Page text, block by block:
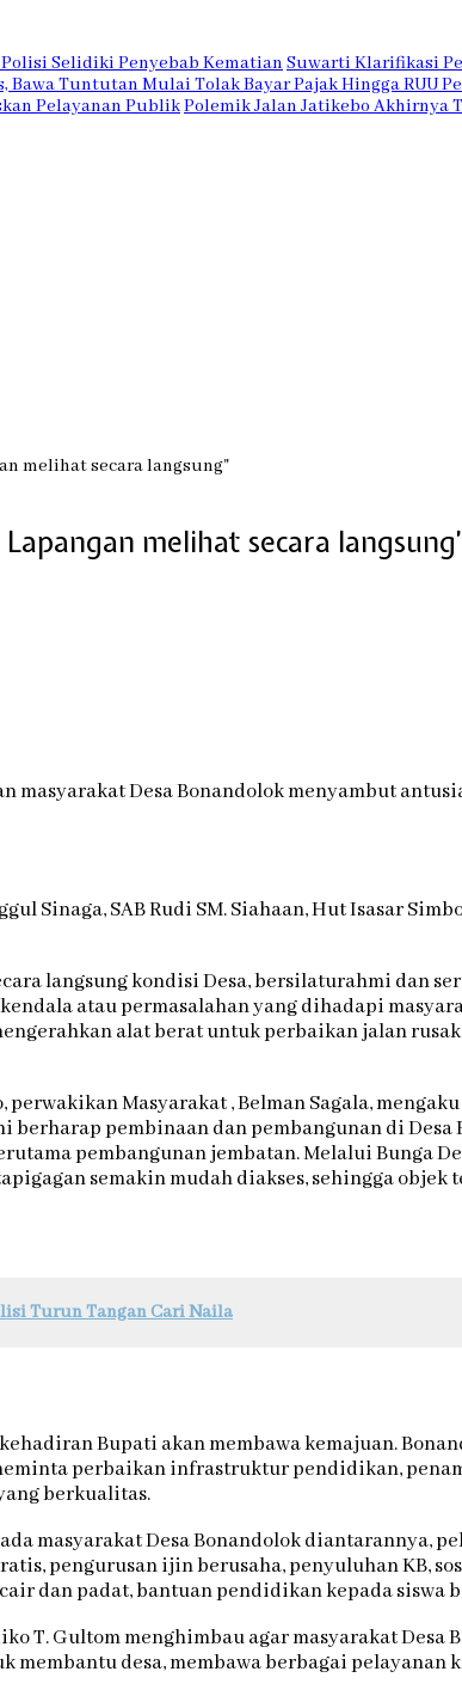
Selidiki Penyebab Kematian Suwarti Klarifikasi
Tuntutan Mulai Tolak Bayar Pajak Hingga RUU
Pelayanan PublikPolemik Jalan Jatikebo Akhirnya
melihat secara langsung"
melihat secara
masyarakat Desa Bonandolok menyambut
Sinaga, SAB Rudi SM. Siahaan, Hut Isasar
langsung kondisi Desa, bersilaturahmi dan
atau permasalahan yang dihadapi
alat berat untuk perbaikan jalan
Masyarakat , Belman Sagala,
pembinaan dan pembangunan di
pembangunan jembatan. Melalui Bunga
semakin mudah diakses, sehingga
Turun Tangan Cari Naila
Bupati akan membawa kemajuan.
perbaikan infrastruktur pendidikan,
berkualitas.
masyarakat Desa Bonandolok diantarannya,
pengurusan ijin berusaha, penyuluhan KB,
dan padat, bantuan pendidikan kepada siswa
T. Gultom menghimbau agar masyarakat
desa, membawa berbagai pelayanan